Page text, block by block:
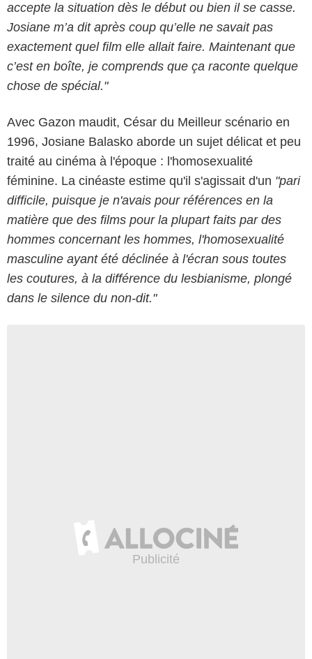
accepte la situation dès le début ou bien il se casse.
Josiane m’a dit après coup qu’elle ne savait pas
exactement quel film elle allait faire. Maintenant que
c’est en boîte, je comprends que ça raconte quelque
chose de spécial."
Avec Gazon maudit, César du Meilleur scénario en
1996, Josiane Balasko aborde un sujet délicat et peu
traité au cinéma à l'époque : l'homosexualité
féminine. La cinéaste estime qu'il s'agissait d'un "pari
difficile, puisque je n'avais pour références en la
matière que des films pour la plupart faits par des
hommes concernant les hommes, l'homosexualité
masculine ayant été déclinée à l'écran sous toutes
les coutures, à la différence du lesbianisme, plongé
dans le silence du non-dit."